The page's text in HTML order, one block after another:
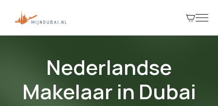
Nederlandse
Makelaar in Dubai